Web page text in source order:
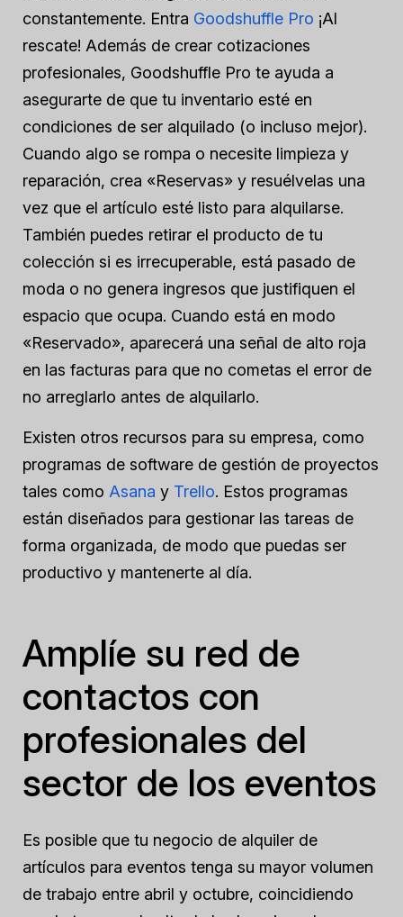
constantemente. Entra Goodshuffle Pro ¡Al
rescate! Además de crear cotizaciones
profesionales, Goodshuffle Pro te ayuda a
asegurarte de que tu inventario esté en
condiciones de ser alquilado (o incluso mejor).
Cuando algo se rompa o necesite limpieza y
reparación, crea «Reservas» y resuélvelas una
vez que el artículo esté listo para alquilarse.
También puedes retirar el producto de tu
colección si es irrecuperable, está pasado de
moda o no genera ingresos que justifiquen el
espacio que ocupa. Cuando está en modo
«Reservado», aparecerá una señal de alto roja
en las facturas para que no cometas el error de
no arreglarlo antes de alquilarlo.
Existen otros recursos para su empresa, como
programas de software de gestión de proyectos
tales como Asana y Trello. Estos programas
están diseñados para gestionar las tareas de
forma organizada, de modo que puedas ser
productivo y mantenerte al día.
Amplíe su red de
contactos con
profesionales del
sector de los eventos
Es posible que tu negocio de alquiler de
artículos para eventos tenga su mayor volumen
de trabajo entre abril y octubre, coincidiendo